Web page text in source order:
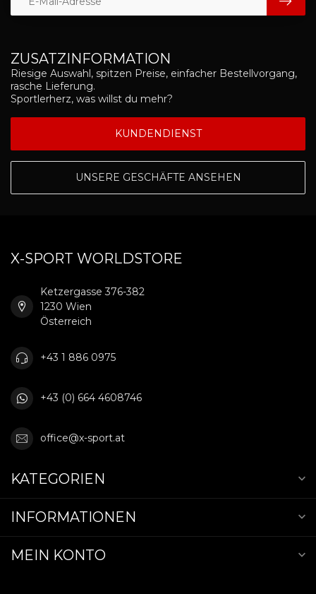
ZUSATZINFORMATION
Riesige Auswahl, spitzen Preise, einfacher Bestellvorgang,
rasche Lieferung.
Sportlerherz, was willst du mehr?
KUNDENDIENST
UNSERE GESCHÄFTE ANSEHEN
X-SPORT WORLDSTORE
Ketzergasse 376-382
1230 Wien
Österreich
+43 1 886 0975
+43 (0) 664 4608746
office@x-sport.at
KATEGORIEN
INFORMATIONEN
MEIN KONTO